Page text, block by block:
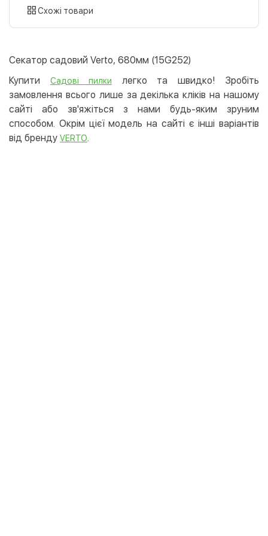
картою
LiqPay
Apple Pay
Google Pay
Безготівковий розрахунок
Оплата на карту юр.особи
Безкоштовно
Схожі товари
Секатор садовий Verto, 680мм (15G252)
Купити
Садові пилки
легко та швидко! Зробіть
замовлення всього лише за декілька кліків на нашому
сайті або зв'яжіться з нами будь-яким зруним
способом. Окрім цієї модель на сайті є інші варіантів
від бренду VERTO.